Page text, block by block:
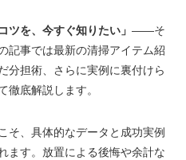
ツを、今すぐ知りたい」 ――そ
記事では最新の清掃アイテム紹
分担術、さらに実例に裏付けら
徹底解説します。
そ、具体的なデータと成功実例
ます。放置による後悔や余計な